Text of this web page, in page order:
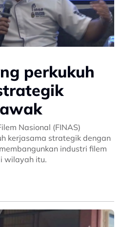
perkukuh
Nasional (FINAS)
kerjasama strategik dengan
industri filem
wilayah itu.